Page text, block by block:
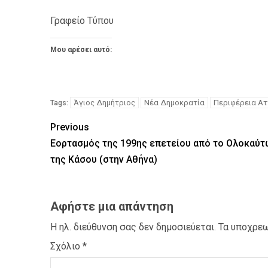
Γραφείο Τύπου
Μου αρέσει αυτό:
Tags: Άγιος Δημήτριος Νέα Δημοκρατία Περιφέρεια
Previous
Εορτασμός της 199ης επετείου από το
της Κάσου (στην Αθήνα)
Αφήστε μια απάντηση
Η ηλ. διεύθυνση σας δεν δημοσιεύεται. Τα
Σχόλιο *